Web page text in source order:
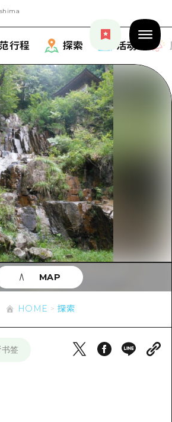
行程 探索 活动
·庙会
·酒水
行车
生活
程
官方向导
随意旅行
市内
周边
市内
了
信息
流量摘要
HOME 探索
签
MAP